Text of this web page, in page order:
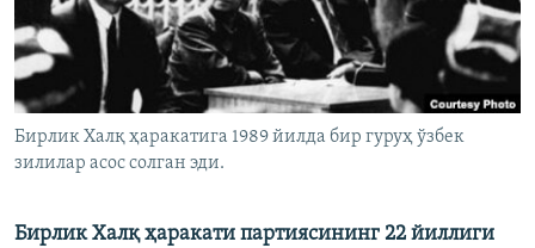
Бирлик Халқ ҳаракатига 1989 йилда бир гуруҳ ўзбек
зилилар асос солган эди.
Бирлик Халқ ҳаракати партиясининг 22 йиллиги